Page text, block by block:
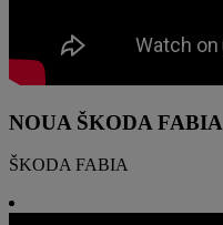
NOUA ŠKODA FABIA
ŠKODA FABIA